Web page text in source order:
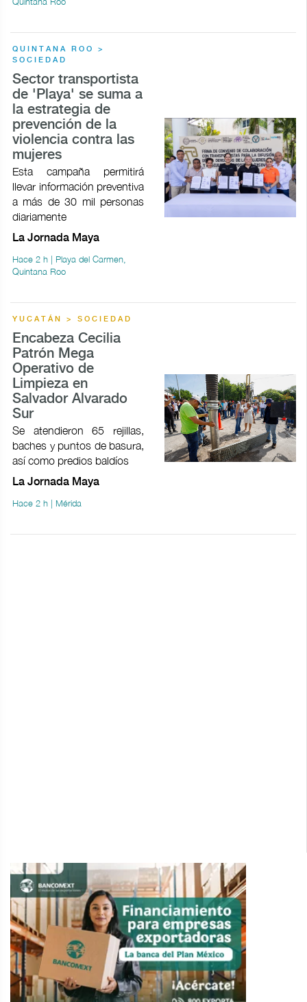
QUINTANA ROO >
SOCIEDAD
Sector transportista
de 'Playa' se suma a
la estrategia de
prevención de la
violencia contra las
mujeres
Esta campaña permitirá
llevar información preventiva
a más de 30 mil personas
diariamente
La Jornada Maya
Hace 2 h | Playa del Carmen,
Quintana Roo
YUCATÁN > SOCIEDAD
Encabeza Cecilia
Patrón Mega
Operativo de
Limpieza en
Salvador Alvarado
Sur
Se atendieron 65 rejillas,
baches y puntos de basura,
así como predios baldíos
La Jornada Maya
Hace 2 h | Mérida